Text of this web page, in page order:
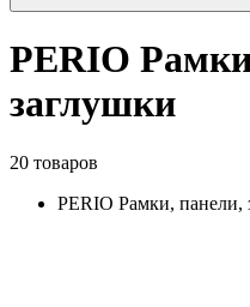
PERIO
заглушки
20 товаров
PERIO Рамки, панели,